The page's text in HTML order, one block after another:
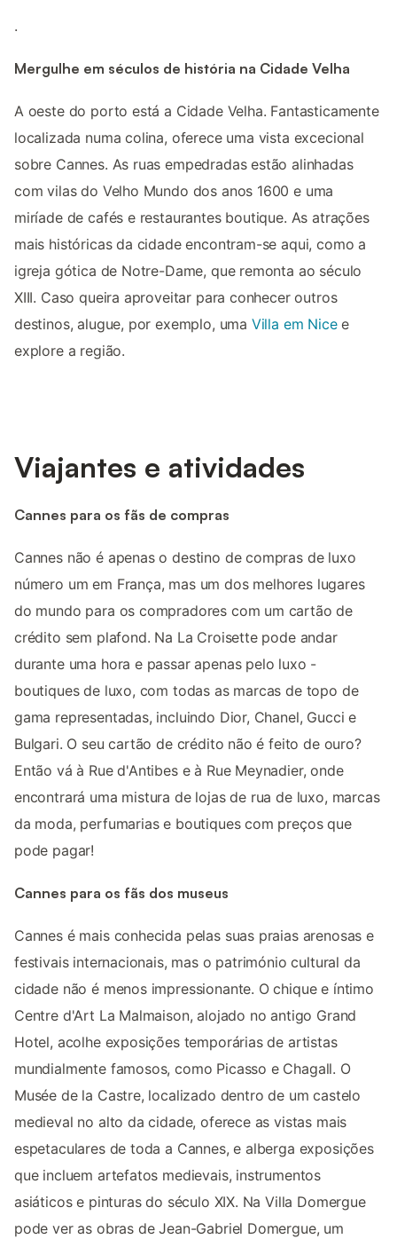
.
Mergulhe em séculos de história na Cidade Velha
A oeste do porto está a Cidade Velha. Fantasticamente
localizada numa colina, oferece uma vista excecional
sobre Cannes. As ruas empedradas estão alinhadas
com vilas do Velho Mundo dos anos 1600 e uma
miríade de cafés e restaurantes boutique. As atrações
mais históricas da cidade encontram-se aqui, como a
igreja gótica de Notre-Dame, que remonta ao século
XIII. Caso queira aproveitar para conhecer outros
destinos, alugue, por exemplo, uma Villa em Nicee
explore a região.
Viajantes e atividades
Cannes para os fãs de compras
Cannes não é apenas o destino de compras de luxo
número um em França, mas um dos melhores lugares
do mundo para os compradores com um cartão de
crédito sem plafond. Na La Croisette pode andar
durante uma hora e passar apenas pelo luxo -
boutiques de luxo, com todas as marcas de topo de
gama representadas, incluindo Dior, Chanel, Gucci e
Bulgari. O seu cartão de crédito não é feito de ouro?
Então vá à Rue d'Antibes e à Rue Meynadier, onde
encontrará uma mistura de lojas de rua de luxo, marcas
da moda, perfumarias e boutiques com preços que
pode pagar!
Cannes para os fãs dos museus
Cannes é mais conhecida pelas suas praias arenosas e
festivais internacionais, mas o património cultural da
cidade não é menos impressionante. O chique e íntimo
Centre d'Art La Malmaison, alojado no antigo Grand
Hotel, acolhe exposições temporárias de artistas
mundialmente famosos, como Picasso e Chagall. O
Musée de la Castre, localizado dentro de um castelo
medieval no alto da cidade, oferece as vistas mais
espetaculares de toda a Cannes, e alberga exposições
que incluem artefatos medievais, instrumentos
asiáticos e pinturas do século XIX. Na Villa Domergue
pode ver as obras de Jean-Gabriel Domergue, um